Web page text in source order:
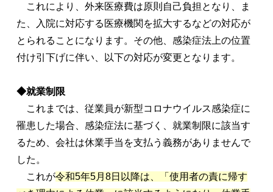
これにより、外来医療費は原則自己負担となり、ま
た、入院に対応する医療機関を拡大するなどの対応が
とられることになります。その他、感染症法上の位置
付け引下げに伴い、以下の対応が変更となります。
◆就業制限
これまでは、従業員が新型コロナウイルス感染症に
罹患した場合、感染症法に基づく、就業制限に該当す
るため、会社は休業手当を支払う義務がありませんで
した。
これが令和5年5月8日以降は、「使用者の責に帰す